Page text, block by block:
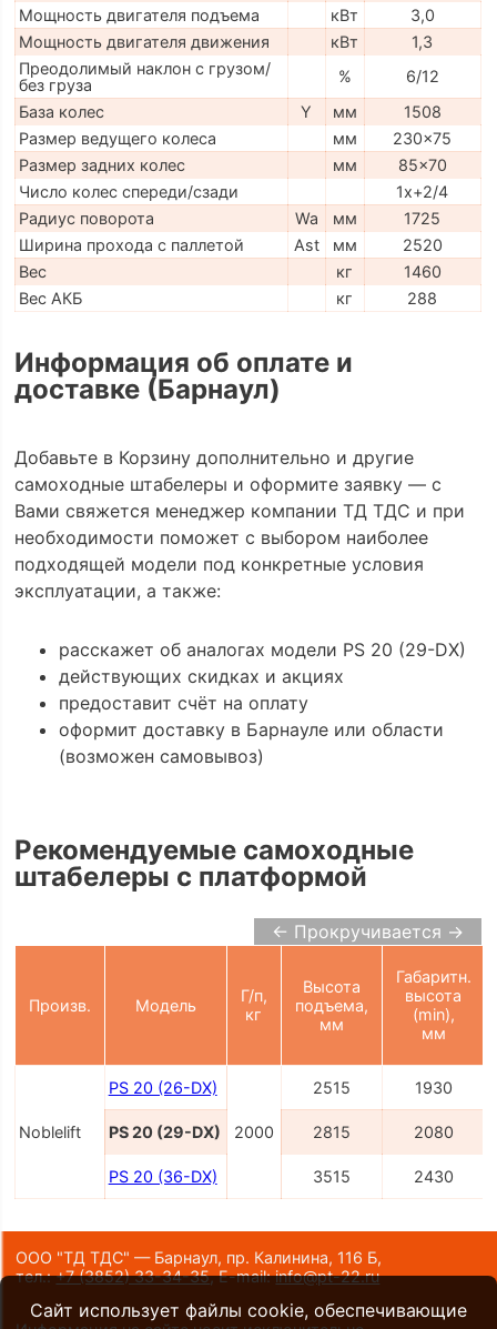
Мощность двигателя подъема
кВт
3,0
Мощность двигателя движения
кВт
1,3
Преодолимый наклон с грузом/
без груза
%
6/12
База колес
Y мм
1508
Размер ведущего колеса
мм
230x75
Размер задних колес
мм
85x70
Число колес спереди/сзади
1x+2/4
Радиус поворота
Wa мм
1725
Ширина прохода с паллетой
Ast мм
2520
Вес
кг
1460
Вес АКБ
кг 288
Информация об оплате и
доставке (Барнаул)
Добавьте в Корзину дополнительно и другие
самоходные штабелеры и оформите заявку — с
Вами свяжется менеджер компании ТД ТДС и при
необходимости поможет с выбором наиболее
подходящей модели под конкретные условия
эксплуатации, а также:
расскажет об аналогах модели PS 20 (29-DX)
действующих скидках и акциях
предоставит счёт на оплату
оформит доставку в Барнауле или области
(возможен самовывоз)
Рекомендуемые самоходные
штабелеры с платформой
← Прокручивается →
Произв. Модель
Г/п,
кг
Высота
подъема,
мм
Габаритн.
высота
(min),
мм
Noblelift
PS 20 (26-DX)
2000
2515 1930
PS 20 (29-DX) 2815 2080
PS 20 (36-DX) 3515 2430
ООО "ТД ТДС" — Барнаул, пр. Калинина, 116 Б,
тел.:+7 (3852) 33-34-35,E-mail:info@pt-22.ru
Сайт использует файлы cookie, обеспечивающие